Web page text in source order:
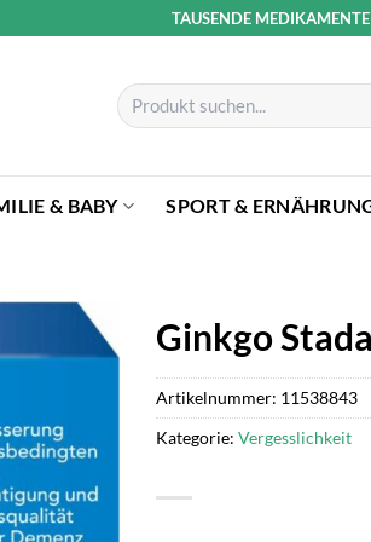
TAUSENDE MEDIKAMENTE
Suchen
nach:
& BABY SPORT &
Ginkgo
Artikelnummer: 11538843
Kategorie: Vergesslichkeit